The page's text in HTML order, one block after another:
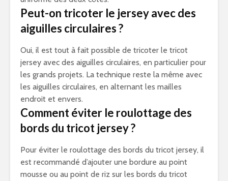
Peut-on tricoter le jersey avec des
aiguilles circulaires ?
Oui, il est tout à fait possible de tricoter le tricot
jersey avec des aiguilles circulaires, en particulier pour
les grands projets. La technique reste la même avec
les aiguilles circulaires, en alternant les mailles
endroit et envers.
Comment éviter le roulottage des
bords du tricot jersey ?
Pour éviter le roulottage des bords du tricot jersey, il
est recommandé d’ajouter une bordure au point
mousse ou au point de riz sur les bords du tricot